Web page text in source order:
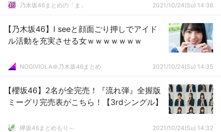
乃木坂46まとめの「ま」 2021/10/24(Su) 14:36
【乃木坂46】I seeと顔面ごり押しでアイド
ル活動を充実させる女ｗｗｗｗｗｗｗ
NOGIVIOLA＠乃木坂46まとめ 2021/10/24(Su) 14:35
【櫻坂46】2名が全完売！『流れ弾』全握版
ミーグリ完売表がこちら！【3rdシングル】
欅坂46まとめもり～ 2021/10/24(Su) 14:32